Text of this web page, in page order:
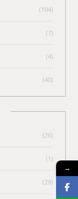
(104)
(7)
(4)
(40)
(26)
(1)
(29)
→